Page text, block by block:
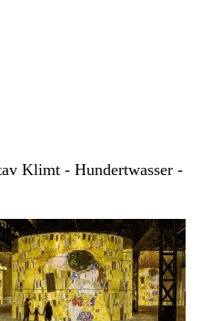
Klimt - Hundertwasser -